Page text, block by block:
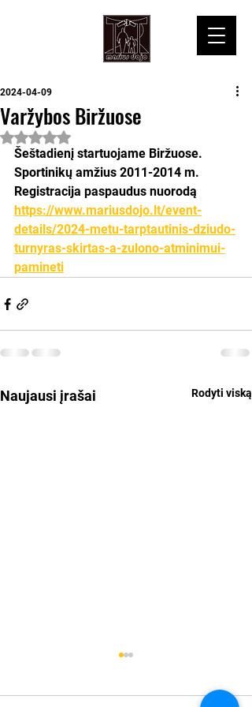
Varžybos Biržuose
2024-04-09
Įvertinta NaN iš 5 žvaigždučių.
Šeštadienį startuojame Biržuose.
Sportinikų amžius 2011-2014 m.
Registracija paspaudus nuorodą
https://www.mariusdojo.lt/event-
details/2024-metu-tarptautinis-dziudo-
turnyras-skirtas-a-zulono-atminimui-
pamineti
Naujausi įrašai Rodyti viską